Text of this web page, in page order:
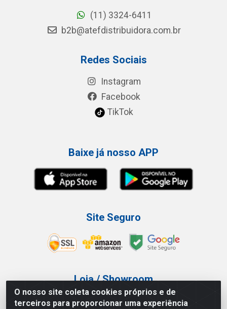
O nosso site coleta cookies próprios e de
terceiros para proporcionar uma experiência
(11) 3324-6411
b2b@atefdistribuidora.com.br
Redes Sociais
Instagram
Facebook
TikTok
Baixe já nosso APP
Site Seguro
Loja / Showroom
Tel.: (11) 3227-0546